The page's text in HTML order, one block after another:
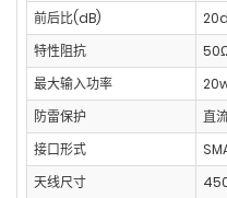
前后比(dB)
特性阻抗
最大输入功率
防雷保护
直
接口形式
天线尺寸